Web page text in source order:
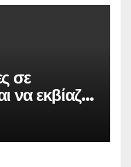
σε
να εκβίαζε
Η παγίδα